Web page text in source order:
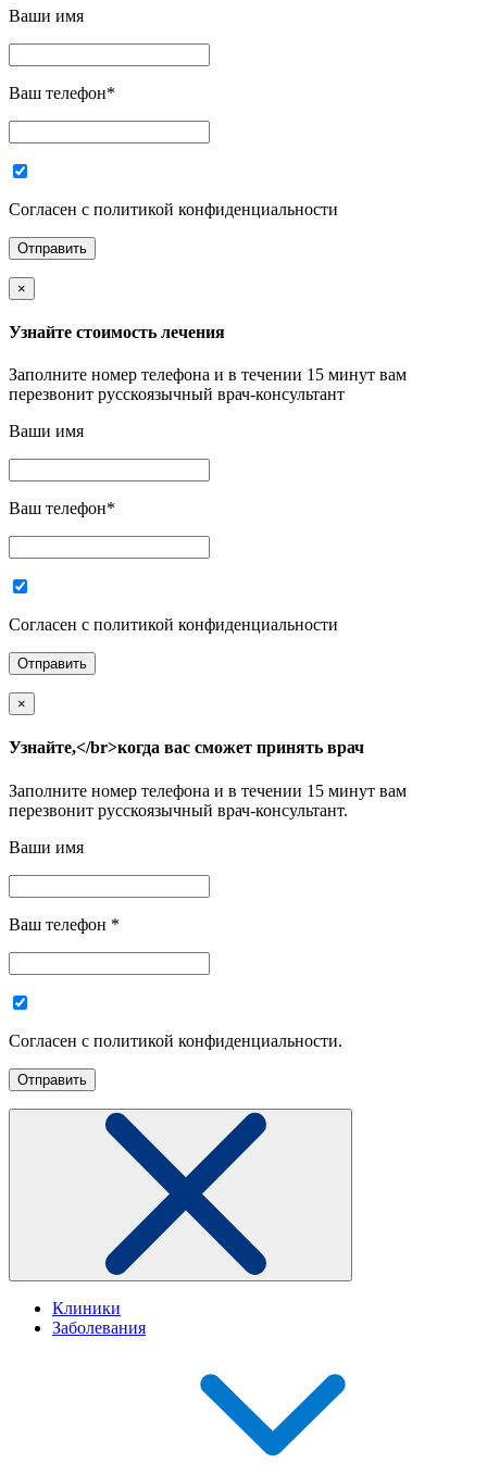
Ваши имя
Ваш телефон*
Согласен с политикой конфиденциальности
×
Узнайте стоимость лечения
Заполните номер телефона и в течении 15 минут вам
перезвонит русскоязычный врач-консультант
Ваши имя
Ваш телефон*
Согласен с политикой конфиденциальности
×
Узнайте,</br>когда вас сможет принять врач
Заполните номер телефона и в течении 15 минут вам
перезвонит русскоязычный врач-консультант.
Ваши имя
Ваш телефон *
Согласен с политикой конфиденциальности.
Клиники
Заболевания